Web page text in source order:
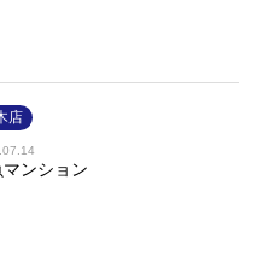
店
マンション